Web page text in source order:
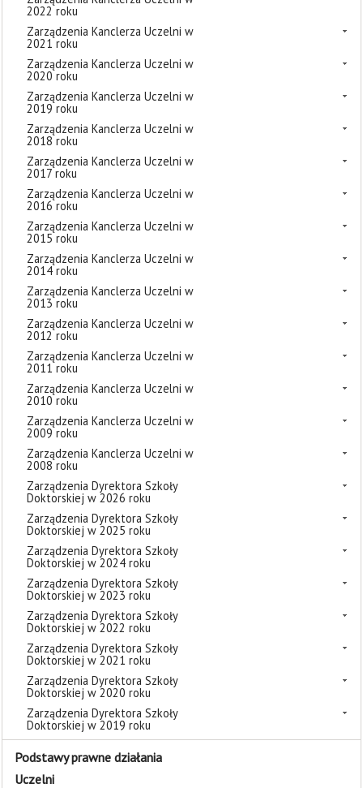
2022 roku
Zarządzenia Kanclerza Uczelni w
2021 roku
Zarządzenia Kanclerza Uczelni w
2020 roku
Zarządzenia Kanclerza Uczelni w
2019 roku
Zarządzenia Kanclerza Uczelni w
2018 roku
Zarządzenia Kanclerza Uczelni w
2017 roku
Zarządzenia Kanclerza Uczelni w
2016 roku
Zarządzenia Kanclerza Uczelni w
2015 roku
Zarządzenia Kanclerza Uczelni w
2014 roku
Zarządzenia Kanclerza Uczelni w
2013 roku
Zarządzenia Kanclerza Uczelni w
2012 roku
Zarządzenia Kanclerza Uczelni w
2011 roku
Zarządzenia Kanclerza Uczelni w
2010 roku
Zarządzenia Kanclerza Uczelni w
2009 roku
Zarządzenia Kanclerza Uczelni w
2008 roku
Zarządzenia Dyrektora Szkoły
Doktorskiej w 2026 roku
Zarządzenia Dyrektora Szkoły
Doktorskiej w 2025 roku
Zarządzenia Dyrektora Szkoły
Doktorskiej w 2024 roku
Zarządzenia Dyrektora Szkoły
Doktorskiej w 2023 roku
Zarządzenia Dyrektora Szkoły
Doktorskiej w 2022 roku
Zarządzenia Dyrektora Szkoły
Doktorskiej w 2021 roku
Zarządzenia Dyrektora Szkoły
Doktorskiej w 2020 roku
Zarządzenia Dyrektora Szkoły
Doktorskiej w 2019 roku
Podstawy prawne działania
Uczelni